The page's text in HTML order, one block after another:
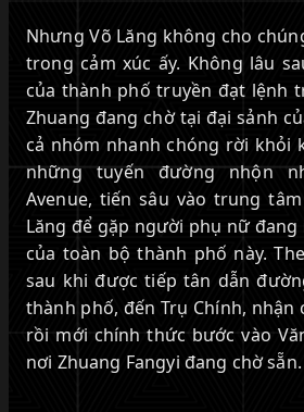
Nhưng Võ Lăng không cho
trong cảm xúc ấy. Không lâu
của thành phố truyền đạt lệnh
Zhuang đang chờ tại đại sảnh
cả nhóm nhanh chóng rời khỏi
những tuyến đường nhộn
Avenue, tiến sâu vào trung
Lăng để gặp người phụ nữ
của toàn bộ thành phố này.
sau khi được tiếp tân dẫn
thành phố, đến Trụ Chính, nhận
rồi mới chính thức bước vào
nơi Zhuang Fangyi đang chờ sẵn.